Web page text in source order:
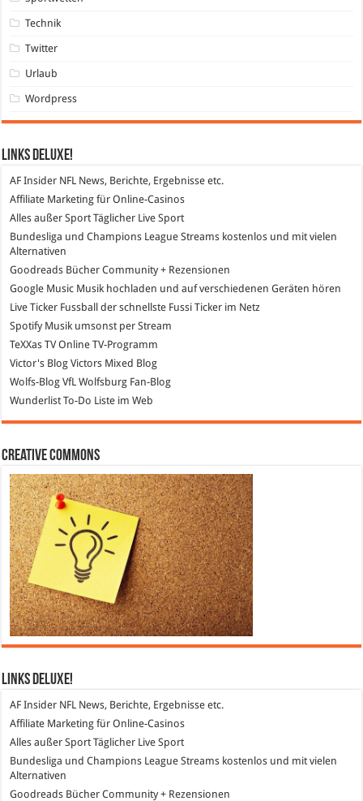
Technik
Twitter
Urlaub
Wordpress
Links DeLuXe!
AF Insider NFL News, Berichte, Ergebnisse etc.
Affiliate Marketing für Online-Casinos
Alles außer SportTäglicher Live Sport
Bundesliga und Champions League Streams kostenlos und mit vielen
Alternativen
Goodreads Bücher Community + Rezensionen
Google Music Musik hochladen und auf verschiedenen Geräten hören
Live Ticker Fussball
der schnellste Fussi Ticker im Netz
SpotifyMusik umsonst per Stream
TeXXas TVOnline TV-Programm
Victor's Blog Victors Mixed Blog
Wolfs-Blog VfL Wolfsburg Fan-Blog
WunderlistTo-Do Liste im Web
Creative Commons
Links DeLuXe!
AF Insider NFL News, Berichte, Ergebnisse etc.
Affiliate Marketing für Online-Casinos
Alles außer SportTäglicher Live Sport
Bundesliga und Champions League Streams kostenlos und mit vielen
Alternativen
Goodreads Bücher Community + Rezensionen